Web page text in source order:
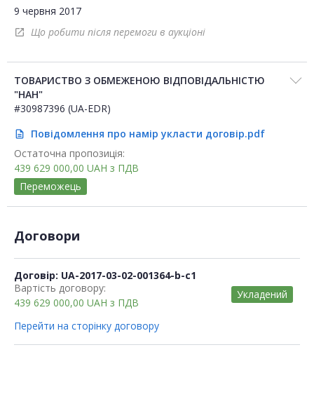
9 червня 2017
open_in_new Що робити після перемоги в аукціоні
ТОВАРИСТВО З ОБМЕЖЕНОЮ ВІДПОВІДАЛЬНІСТЮ
"НАН"
#30987396 (UA-EDR)
description
Повідомлення про намір укласти договір.pdf
Остаточна пропозиція:
439 629 000,00 UAH з ПДВ
Переможець
Договори
Договір: UA-2017-03-02-001364-b-c1
Вартість договору:
439 629 000,00 UAH з ПДВ
Укладений
Перейти на сторінку договору